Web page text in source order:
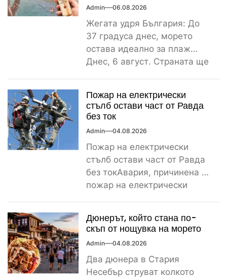
Admin 06.08.2026
Жегата удря България: До
37 градуса днес, морето
остава идеално за плаж
Днес, 6 август. Страната ще
Пожар на електрически
стълб остави част от Равда
без ток
Admin 04.08.2026
Пожар на електрически
стълб остави част от Равда
без токАвария, причинена от
пожар на електрически
Дюнерът, който стана по-
скъп от нощувка на морето
Admin 04.08.2026
Два дюнера в Стария
Несебър струват колкото